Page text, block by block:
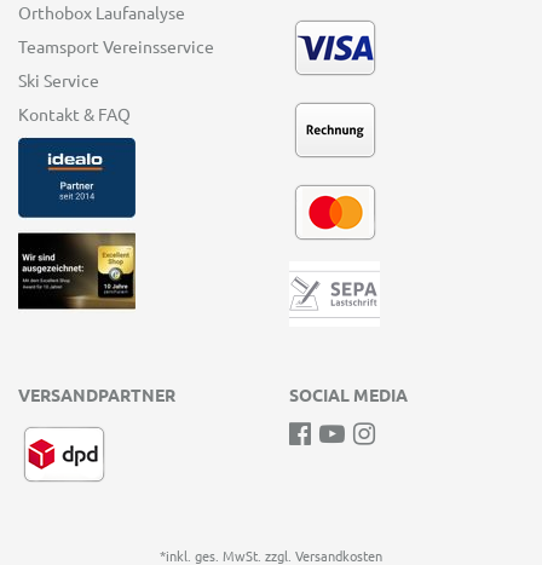
Orthobox Laufanalyse
Teamsport Vereinsservice
Ski Service
Kontakt & FAQ
VERSANDPARTNER SOCIAL MEDIA
*inkl. ges. MwSt. zzgl. Versandkosten